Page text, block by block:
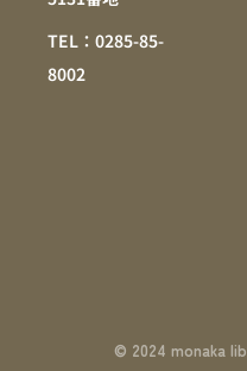
TEL：0285-85-
8002
© 2024 monaka